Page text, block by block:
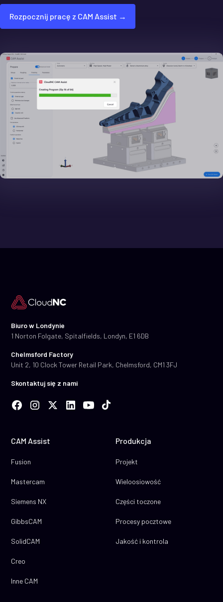
Rozpocznij pracę z CAM Assist →
Biuro w Londynie
1 Norton Folgate, Spitalfields, Londyn, E1 6DB
Chelmsford Factory
Unit 2, 10 Clock Tower Retail Park, Chelmsford, CM1 3FJ
Skontaktuj się z nami
CAM Assist
Fusion
Mastercam
Siemens NX
GibbsCAM
SolidCAM
Creo
Inne CAM
Produkcja
Projekt
Wieloosiowość
Części toczone
Procesy pocztowe
Jakość i kontrola